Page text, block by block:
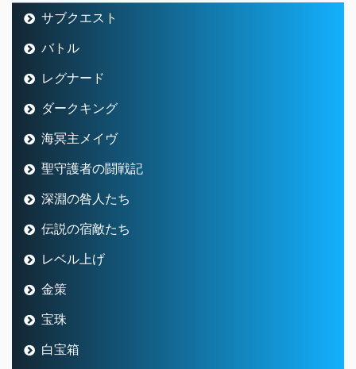
サブクエスト
バトル
レグナード
ダークキング
海冥主メイヴ
聖守護者の闘戦記
深淵の咎人たち
伝説の宿敵たち
レベル上げ
金策
宝珠
白宝箱